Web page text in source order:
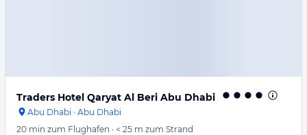
Traders Hotel Qaryat Al Beri Abu Dhabi
Abu Dhabi · Abu Dhabi
20 min zum Flughafen · < 25 m zum Strand